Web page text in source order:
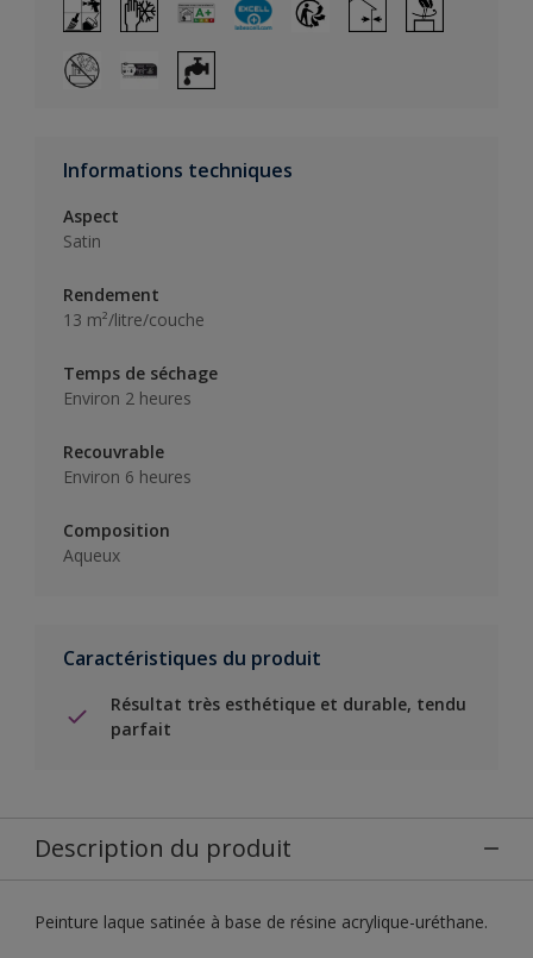
Informations techniques
Aspect
Satin
Rendement
13 m²/litre/couche
Temps de séchage
Environ 2 heures
Recouvrable
Environ 6 heures
Composition
Aqueux
Caractéristiques du produit
Résultat très esthétique et durable, tendu
parfait
Description du produit
Peinture laque satinée à base de résine acrylique-uréthane.